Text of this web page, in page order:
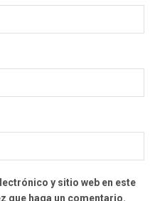
y sitio web en este
que haga un comentario.